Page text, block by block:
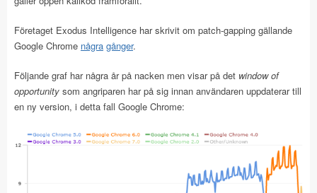
Företaget Exodus Intelligence har skrivit om patch-gapping gällande
Google Chrome några gånger.
Följande graf har några år på nacken men visar på det window of
opportunity som angriparen har på sig innan användaren uppdaterar till
en ny version, i detta fall Google Chrome: